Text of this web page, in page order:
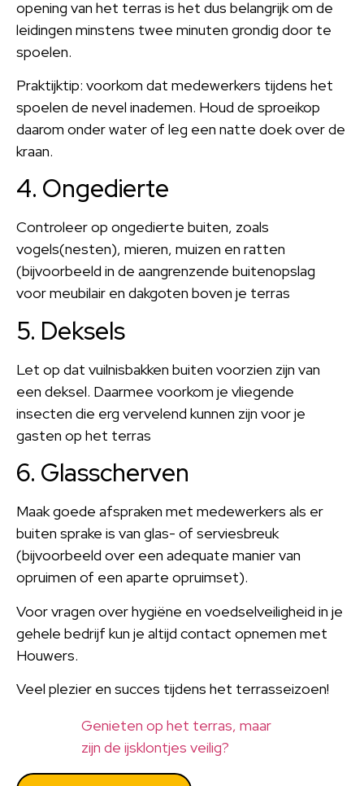
opening van het terras is het dus belangrijk om de
leidingen minstens twee minuten grondig door te
spoelen.
Praktijktip: voorkom dat medewerkers tijdens het
spoelen de nevel inademen. Houd de sproeikop
daarom onder water of leg een natte doek over de
kraan.
4. Ongedierte
Controleer op ongedierte buiten, zoals
vogels(nesten), mieren, muizen en ratten
(bijvoorbeeld in de aangrenzende buitenopslag
voor meubilair en dakgoten boven je terras
5. Deksels
Let op dat vuilnisbakken buiten voorzien zijn van
een deksel. Daarmee voorkom je vliegende
insecten die erg vervelend kunnen zijn voor je
gasten op het terras
6. Glasscherven
Maak goede afspraken met medewerkers als er
buiten sprake is van glas- of serviesbreuk
(bijvoorbeeld over een adequate manier van
opruimen of een aparte opruimset).
Voor vragen over hygiëne en voedselveiligheid in je
gehele bedrijf kun je altijd contact opnemen met
Houwers.
Veel plezier en succes tijdens het terrasseizoen!
Genieten op het terras, maar
zijn de ijsklontjes veilig?